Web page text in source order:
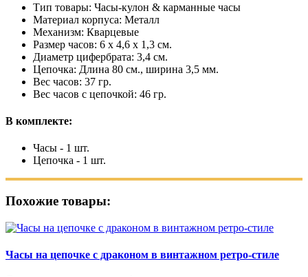
Тип товары: Часы-кулон & карманные часы
Материал корпуса: Металл
Механизм: Кварцевые
Размер часов: 6 х 4,6 х 1,3 см.
Диаметр цифербрата: 3,4 см.
Цепочка: Длина 80 см., ширина 3,5 мм.
Вес часов: 37 гр.
Вес часов с цепочкой: 46 гр.
В комплекте:
Часы - 1 шт.
Цепочка - 1 шт.
Похожие товары:
Часы на цепочке с драконом в винтажном ретро-стиле